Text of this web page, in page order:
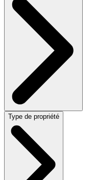
Type de propriété